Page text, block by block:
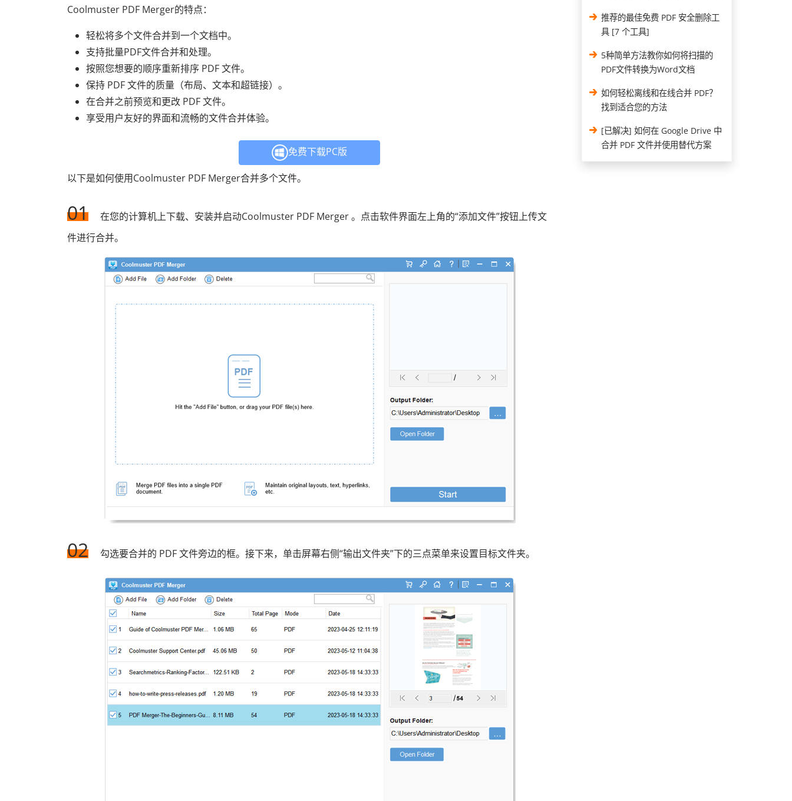
Coolmuster PDF Merger的特点：
轻松将多个文件合并到一个文档中。
支持批量PDF文件合并和处理。
按照您想要的顺序重新排序 PDF 文件。
保持 PDF 文件的质量（布局、文本和超链接）。
在合并之前预览和更改 PDF 文件。
享受用户友好的界面和流畅的文件合并体验。
免费下载PC版
以下是如何使用Coolmuster PDF Merger合并多个文件。
01
在您的计算机上下载、安装并启动Coolmuster PDF Merger 。点击软件界面左上角的“添加文件”按钮上传文
件进行合并。
02 勾选要合并的 PDF 文件旁边的框。接下来，单击屏幕右侧“输出文件夹”下的三点菜单来设置目标文件夹。
推荐的最佳免费 PDF 安全删除工
具 [7 个工具]
5种简单方法教你如何将扫描的
PDF文件转换为Word文档
如何轻松离线和在线合并 PDF？
找到适合您的方法
[已解决] 如何在 Google Drive 中
合并 PDF 文件并使用替代方案